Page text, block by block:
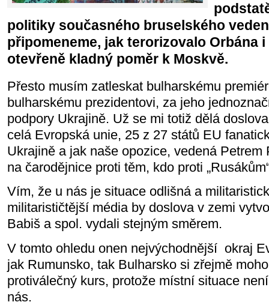
politiky současného bruselského
připomeneme, jak terorizovalo Orbána
otevřeně kladný poměr k Moskvě.
Přesto musím zatleskat bulharskému
bulharskému prezidentovi, za jeho
podpory Ukrajině. Už se mi totiž dělá
celá Evropská unie, 25 z 27 států EU
Ukrajině a jak naše opozice, vedená Petrem
na čarodějnice proti těm, kdo proti
Vím, že u nás je situace odlišná a
militarističtější média by doslova v zemi
Babiš a spol. vydali stejným směrem.
V tomto ohledu onen nejvýchodnější okraj
jak Rumunsko, tak Bulharsko si zřejmě
protiválečný kurs, protože místní situace
nás.